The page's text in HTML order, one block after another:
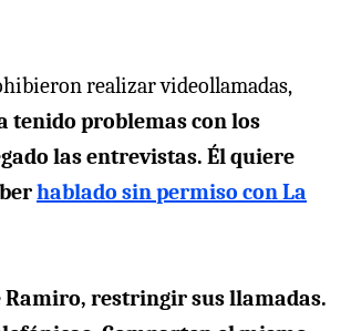
realizar videollamadas,
tenido problemas con los
las entrevistas. Él quiere
hablado sin permiso con La
Ramiro, restringir sus llamadas.